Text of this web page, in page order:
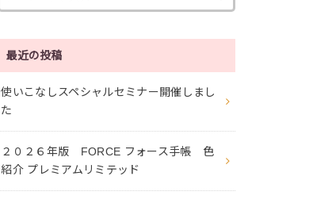
最近の投稿
使いこなしスペシャルセミナー開催しまし
た
２０２６年版 FORCE フォース手帳 色
紹介 プレミアムリミテッド